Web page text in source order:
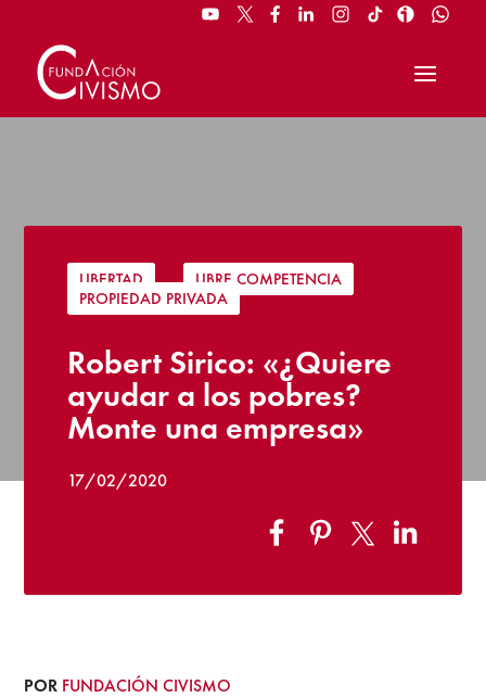
LIBERTAD | LIBRE COMPETENCIA
PROPIEDAD PRIVADA
Robert Sirico: «¿Quiere
ayudar a los pobres?
Monte una empresa»
17/02/2020
POR FUNDACIÓN CIVISMO